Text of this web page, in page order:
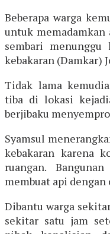
Beberapa warga
untuk memadamkan
sembari menunggu
kebakaran (Damkar)
Tidak lama
tiba di lokasi
berjibaku
Syamsul
kebakaran karena
ruangan.
membuat api dengan
Dibantu warga
sekitar satu jam